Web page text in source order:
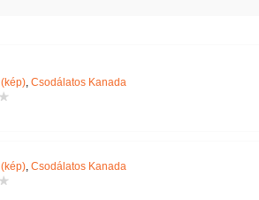
(kép), Csodálatos Kanada
(kép), Csodálatos Kanada